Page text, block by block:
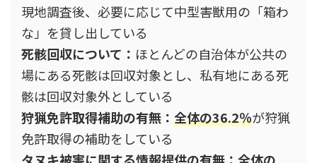
現地調査後、必要に応じて中型害獣用の「箱わ
な」を貸し出している
死骸回収について： ほとんどの自治体が公共の
場にある死骸は回収対象とし、私有地にある死
骸は回収対象外としている
狩猟免許取得補助の有無： 全体の36.2％が狩猟
免許取得の補助をしている